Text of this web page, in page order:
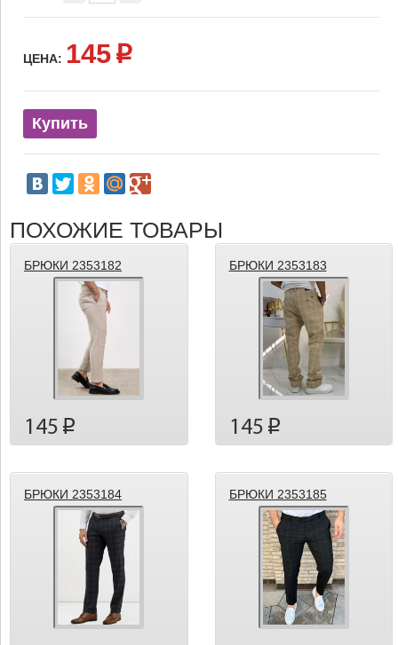
ЦЕНА: 145 p
Купить
ПОХОЖИЕ ТОВАРЫ
БРЮКИ 2353182
145 p
БРЮКИ 2353183
145 p
БРЮКИ 2353184 БРЮКИ 2353185